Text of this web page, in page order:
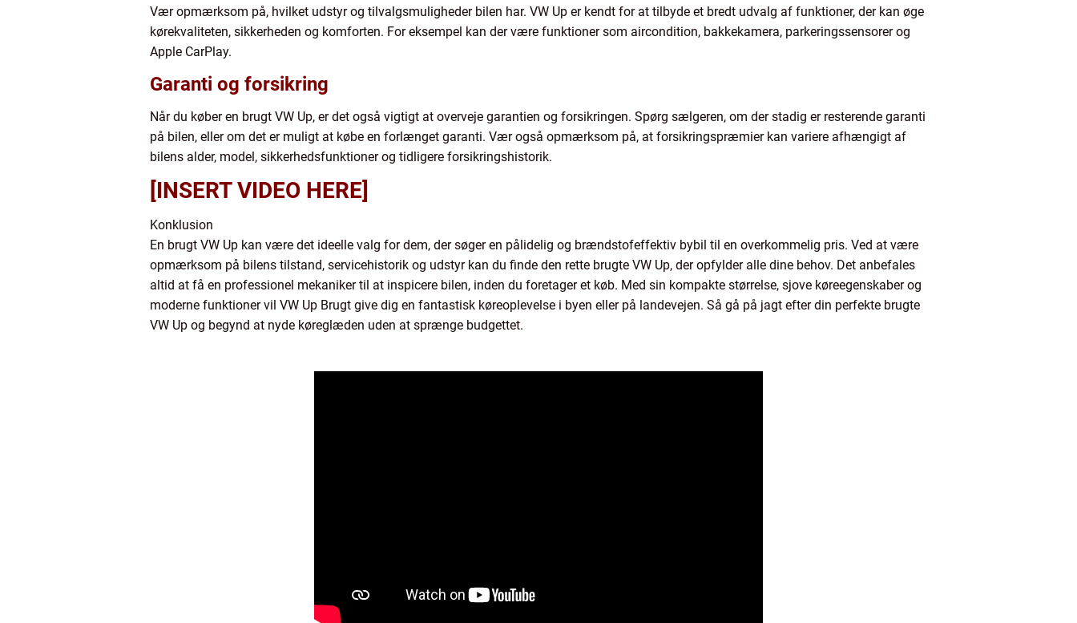
Vær opmærksom på, hvilket udstyr og tilvalgsmuligheder bilen har. VW Up er kendt for at tilbyde et bredt udvalg af funktioner, der kan øge
kørekvaliteten, sikkerheden og komforten. For eksempel kan der være funktioner som aircondition, bakkekamera, parkeringssensorer og
Apple CarPlay.
Garanti og forsikring
Når du køber en brugt VW Up, er det også vigtigt at overveje garantien og forsikringen. Spørg sælgeren, om der stadig er resterende garanti
på bilen, eller om det er muligt at købe en forlænget garanti. Vær også opmærksom på, at forsikringspræmier kan variere afhængigt af
bilens alder, model, sikkerhedsfunktioner og tidligere forsikringshistorik.
[INSERT VIDEO HERE]
Konklusion
En brugt VW Up kan være det ideelle valg for dem, der søger en pålidelig og brændstofeffektiv bybil til en overkommelig pris. Ved at være
opmærksom på bilens tilstand, servicehistorik og udstyr kan du finde den rette brugte VW Up, der opfylder alle dine behov. Det anbefales
altid at få en professionel mekaniker til at inspicere bilen, inden du foretager et køb. Med sin kompakte størrelse, sjove køreegenskaber og
moderne funktioner vil VW Up Brugt give dig en fantastisk køreoplevelse i byen eller på landevejen. Så gå på jagt efter din perfekte brugte
VW Up og begynd at nyde køreglæden uden at sprænge budgettet.